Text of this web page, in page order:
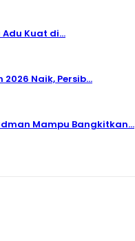
Kuat di...
Naik, Persib...
Mampu Bangkitkan...